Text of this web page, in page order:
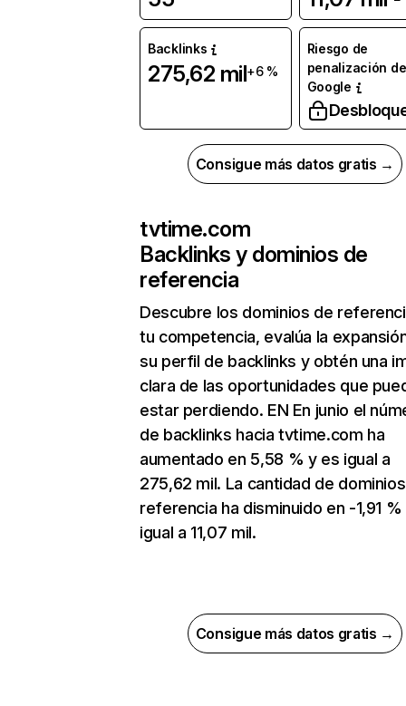
Backlinks
275,62 mil+6 %
Riesgo de
penalización de
Google
Consigue más datos gratis →
tvtime.com
Backlinks y dominios de
referencia
Descubre los dominios de
tu competencia, evalúa la
su perfil de backlinks y obtén una
clara de las oportunidades que
estar perdiendo. EN En junio el
de backlinks hacia tvtime.com ha
aumentado en 5,58 % y es igual a
275,62 mil. La cantidad de
referencia ha disminuido en -1,91
igual a 11,07 mil.
Consigue más datos gratis →